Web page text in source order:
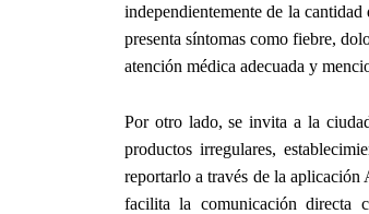
independientemente de la
presenta síntomas como fiebre,
atención médica adecuada y
Por otro lado, se invita a la
productos irregulares,
reportarlo a través de la
facilita la comunicación directa